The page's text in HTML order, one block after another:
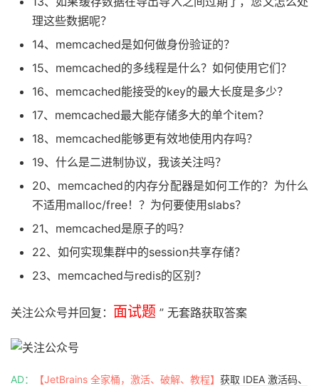
理这些数据呢？
14、memcached是如何做身份验证的？
15、memcached的多线程是什么？如何使用它们？
16、memcached能接受的key的最大长度是多少？
17、memcached最大能存储多大的单个item？
18、memcached能够更有效地使用内存吗？
19、什么是二进制协议，我该关注吗？
20、memcached的内存分配器是如何工作的？为什么
不适用malloc/free！？为何要使用slabs？
21、memcached是原子的吗？
22、如何实现集群中的session共享存储？
23、memcached与redis的区别？
关注公众号并回复： 面试题 ” 无套路获取答案
AD： 【JetBrains 全家桶，激活、破解、教程】 获取 IDEA 激活码、